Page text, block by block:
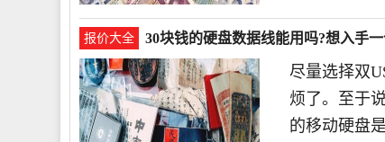
报价大全 30块钱的硬盘数据线能用吗?想入手一
尽量选择双
烦了。至于
的移动硬盘